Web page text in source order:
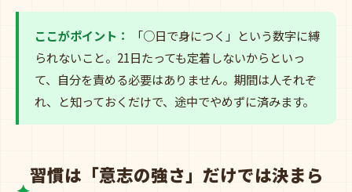
ここがポイント：
「○日で身につく」という数字に縛
られないこと。21日たっても定着しないからといっ
て、自分を責める必要はありません。期間は人それぞ
れ、と知っておくだけで、途中でやめずに済みます。
習慣は「意志の強さ」だけでは決まら